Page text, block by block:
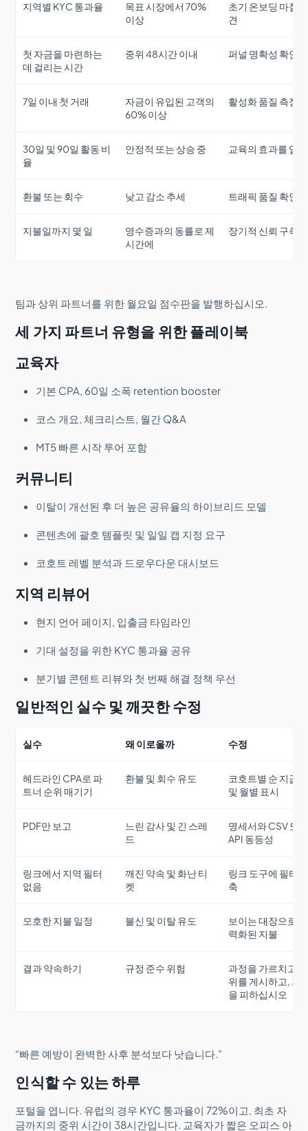
지역별 KYC 통과율
목표 시장에서 70%
이상
초기 온보딩 마찰
견
첫 자금을 마련하는
데 걸리는 시간
중위 48시간 이내 퍼널 명확성 확인
7일 이내 첫 거래
자금이 유입된 고객의
60% 이상
활성화 품질 측정
30일 및 90일 활동 비
율
안정적 또는 상승 중 교육의 효과를 입증
환불 또는 회수 낮고 감소 추세 트래픽 품질 확인
지불일까지 몇 일
영수증과의 동률로 제
시간에
장기적 신뢰 구축
팀과 상위 파트너를 위한 월요일 점수판을 발행하십시오.
세 가지 파트너 유형을 위한 플레이북
교육자
기본 CPA, 60일 소폭 retention booster
코스 개요, 체크리스트, 월간 Q&A
MT5 빠른 시작 투어 포함
커뮤니티
이탈이 개선된 후 더 높은 공유율의 하이브리드 모델
콘텐츠에 괄호 템플릿 및 일일 캡 지정 요구
코호트 레벨 분석과 드로우다운 대시보드
지역 리뷰어
현지 언어 페이지, 입출금 타임라인
기대 설정을 위한 KYC 통과율 공유
분기별 콘텐트 리뷰와 첫 번째 해결 정책 우선
일반적인 실수 및 깨끗한 수정
실수 왜 이로울까 수정
헤드라인 CPA로 파
트너 순위 매기기
환불 및 회수 유도
코호트별 순 지급금
및 월별 표시
PDF만 보고
느린 감사 및 긴 스레
드
명세서와 CSV 또
API 동등성
링크에서 지역 필터
없음
깨진 약속 및 화난 티
켓
링크 도구에 필터
축
모호한 지불 일정 불신 및 이탈 유도
보이는 대장으로 달
력화된 지불
결과 약속하기 규정 준수 위험
과정을 가르치고,
위를 게시하고, 과
을 피하십시오
“빠른 예방이 완벽한 사후 분석보다 낫습니다.”
인식할 수 있는 하루
포털을 엽니다. 유럽의 경우 KYC 통과율이 72%이고, 최초 자
금까지의 중위 시간이 38시간입니다. 교육자가 짧은 오피스 아